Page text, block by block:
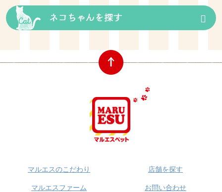
マルエスのこだわり
マルエスファーム
店舗を探す
お問い合わせ